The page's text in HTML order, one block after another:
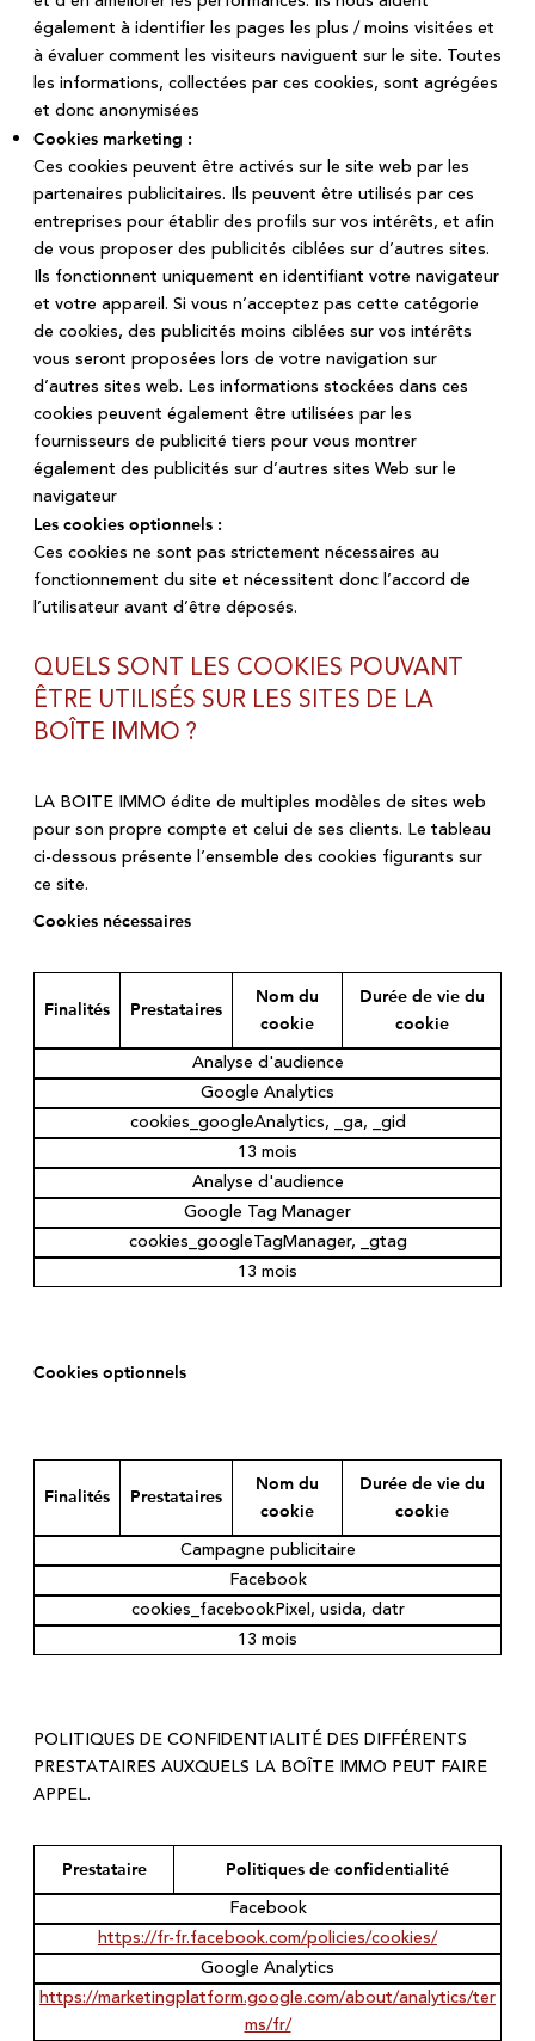
également à identifier les pages les plus / moins visitées et
à évaluer comment les visiteurs naviguent sur le site. Toutes
les informations, collectées par ces cookies, sont agrégées
et donc anonymisées
Cookies marketing :
Ces cookies peuvent être activés sur le site web par les
partenaires publicitaires. Ils peuvent être utilisés par ces
entreprises pour établir des profils sur vos intérêts, et afin
de vous proposer des publicités ciblées sur d’autres sites.
Ils fonctionnent uniquement en identifiant votre navigateur
et votre appareil. Si vous n’acceptez pas cette catégorie
de cookies, des publicités moins ciblées sur vos intérêts
vous seront proposées lors de votre navigation sur
d’autres sites web. Les informations stockées dans ces
cookies peuvent également être utilisées par les
fournisseurs de publicité tiers pour vous montrer
également des publicités sur d’autres sites Web sur le
navigateur
Les cookies optionnels :
Ces cookies ne sont pas strictement nécessaires au
fonctionnement du site et nécessitent donc l’accord de
l’utilisateur avant d’être déposés.
QUELS SONT LES COOKIES POUVANT
ÊTRE UTILISÉS SUR LES SITES DE LA
BOÎTE IMMO ?
LA BOITE IMMO édite de multiples modèles de sites web
pour son propre compte et celui de ses clients. Le tableau
ci-dessous présente l’ensemble des cookies figurants sur
ce site.
Cookies nécessaires
Finalités Prestataires
Nom du
cookie
Durée de vie du
cookie
Analyse d'audience
Google Analytics
cookies_googleAnalytics, _ga, _gid
13 mois
Analyse d'audience
Google Tag Manager
cookies_googleTagManager, _gtag
13 mois
Cookies optionnels
Finalités Prestataires
Nom du
cookie
Durée de vie du
cookie
Campagne publicitaire
Facebook
cookies_facebookPixel, usida, datr
13 mois
POLITIQUES DE CONFIDENTIALITÉ DES DIFFÉRENTS
PRESTATAIRES AUXQUELS LA BOÎTE IMMO PEUT FAIRE
APPEL.
Prestataire Politiques de confidentialité
Facebook
https://fr-fr.facebook.com/policies/cookies/
Google Analytics
https://marketingplatform.google.com/about/analytics/ter
ms/fr/